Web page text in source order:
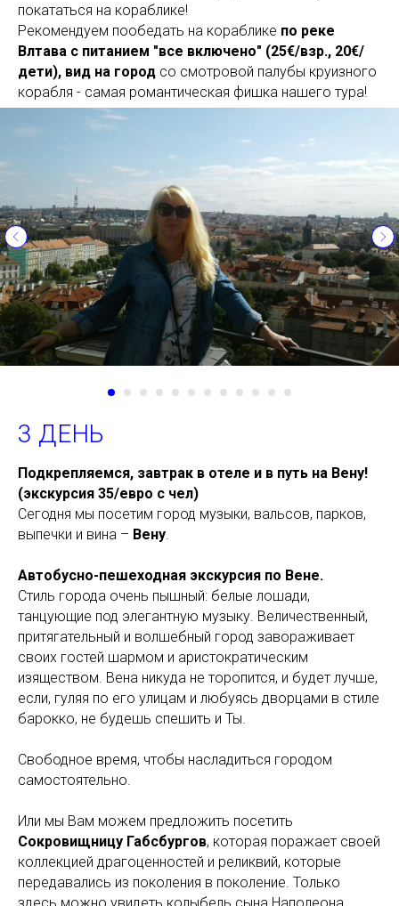
покататься на кораблике!
Рекомендуем пообедать на кораблике по реке
Влтава с питанием "все включено" (25€/взр., 20€/
дети), вид на город со смотровой палубы круизного
корабля - самая романтическая фишка нашего тура!
3 ДЕНЬ
Подкрепляемся, завтрак в отеле и в путь на Вену!
(экскурсия 35/евро с чел)
Сегодня мы посетим город музыки, вальсов, парков,
выпечки и вина – Вену.
Автобусно-пешеходная экскурсия по Вене.
Стиль города очень пышный: белые лошади,
танцующие под элегантную музыку. Величественный,
притягательный и волшебный город завораживает
своих гостей шармом и аристократическим
изяществом. Вена никуда не торопится, и будет лучше,
если, гуляя по его улицам и любуясь дворцами в стиле
барокко, не будешь спешить и Ты.
Свободное время, чтобы насладиться городом
самостоятельно.
Или мы Вам можем предложить посетить
Сокровищницу Габсбургов, которая поражает своей
коллекцией драгоценностей и реликвий, которые
передавались из поколения в поколение. Только